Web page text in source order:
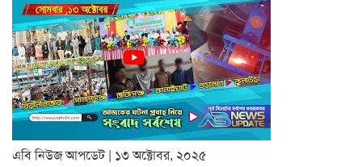
এবি নিউজ আপডেট | ১৩ অক্টোবর, ২০২৫